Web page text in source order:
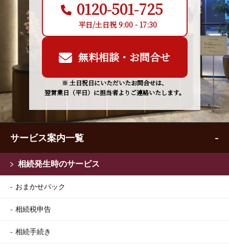
0120-501-725
平日/土日祝 9:00 - 17:30
無料相談・お問合せ
※ 土日祝日にいただいたお問合せは、
翌営業日（平日）に担当者よりご連絡いたします。
サービス案内一覧
相続発生時のサービス
おまかせパック
相続税申告
相続手続き